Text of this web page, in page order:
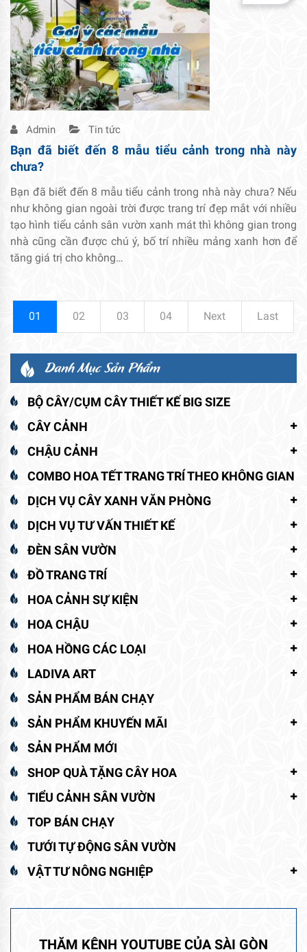
Admin Tin tức
Bạn đã biết đến 8 mẫu tiểu cảnh trong nhà này
chưa?
Bạn đã biết đến 8 mẫu tiểu cảnh trong nhà này chưa? Nếu
như không gian ngoài trời được trang trí đẹp mắt với nhiều
tạo hình tiểu cảnh sân vườn xanh mát thì không gian trong
nhà cũng cần được chú ý, bố trí nhiều mảng xanh hơn để
tăng giá trị cho không…
01 02 03 04 Next Last
Danh Mục Sản Phẩm
BỘ CÂY/CỤM CÂY THIẾT KẾ BIG SIZE
CÂY CẢNH
CHẬU CẢNH
COMBO HOA TẾT TRANG TRÍ THEO KHÔNG GIAN
DỊCH VỤ CÂY XANH VĂN PHÒNG
DỊCH VỤ TƯ VẤN THIẾT KẾ
ĐÈN SÂN VƯỜN
ĐỒ TRANG TRÍ
HOA CẢNH SỰ KIỆN
HOA CHẬU
HOA HỒNG CÁC LOẠI
LADIVA ART
SẢN PHẨM BÁN CHẠY
SẢN PHẨM KHUYẾN MÃI
SẢN PHẨM MỚI
SHOP QUÀ TẶNG CÂY HOA
TIỂU CẢNH SÂN VƯỜN
TOP BÁN CHẠY
TƯỚI TỰ ĐỘNG SÂN VƯỜN
VẬT TƯ NÔNG NGHIỆP
THĂM KÊNH YOUTUBE CỦA SÀI GÒN